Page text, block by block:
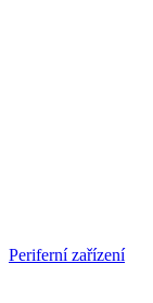
Periferní zařízení